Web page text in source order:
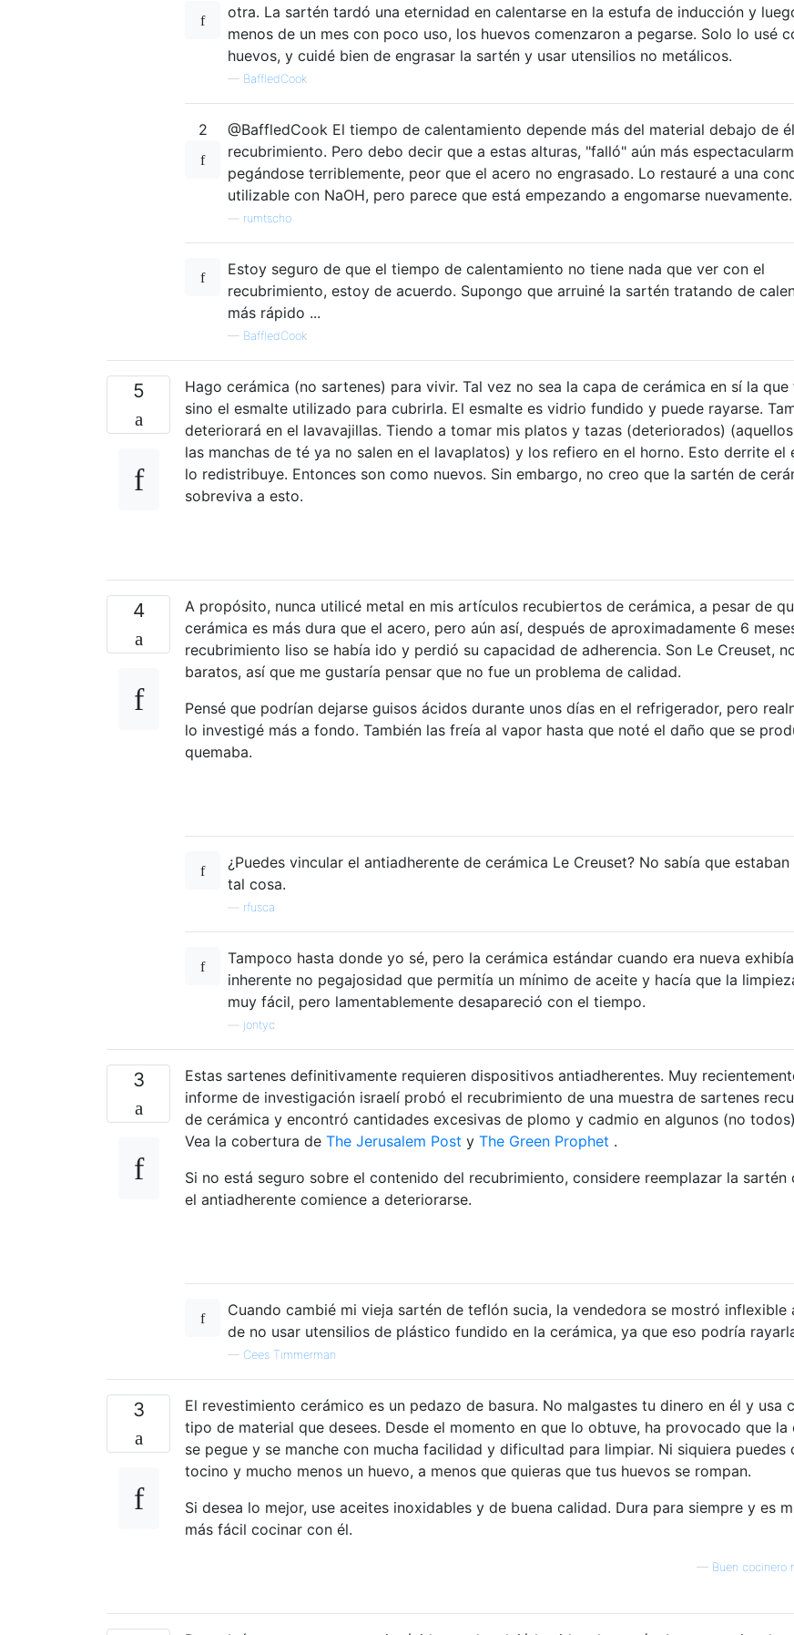
otra. La sartén tardó una eternidad en calentarse en la estufa de inducción y
menos de un mes con poco uso, los huevos comenzaron a pegarse. Solo lo usé
huevos, y cuidé bien de engrasar la sartén y usar utensilios no metálicos.
— BaffledCook
2
@BaffledCook El tiempo de calentamiento depende más del material debajo de
recubrimiento. Pero debo decir que a estas alturas, "falló" aún más
pegándose terriblemente, peor que el acero no engrasado. Lo restauré a una
utilizable con NaOH, pero parece que está empezando a engomarse nuevamente.
rumtscho
Estoy seguro de que el tiempo de calentamiento no tiene nada que ver con el
recubrimiento, estoy de acuerdo. Supongo que arruiné la sartén tratando de
más rápido ...
— BaffledCook
5
Hago cerámica (no sartenes) para vivir. Tal vez no sea la capa de cerámica en sí la que
sino el esmalte utilizado para cubrirla. El esmalte es vidrio fundido y puede rayarse.
deteriorará en el lavavajillas. Tiendo a tomar mis platos y tazas (deteriorados)
las manchas de té ya no salen en el lavaplatos) y los refiero en el horno. Esto derrite el
lo redistribuye. Entonces son como nuevos. Sin embargo, no creo que la sartén de
sobreviva a esto.
4
A propósito, nunca utilicé metal en mis artículos recubiertos de cerámica, a pesar de
cerámica es más dura que el acero, pero aún así, después de aproximadamente 6
recubrimiento liso se había ido y perdió su capacidad de adherencia. Son Le Creuset,
baratos, así que me gustaría pensar que no fue un problema de calidad.
Pensé que podrían dejarse guisos ácidos durante unos días en el refrigerador, pero
lo investigé más a fondo. También las freía al vapor hasta que noté el daño que se
quemaba.
¿Puedes vincular el antiadherente de cerámica Le Creuset? No sabía que estaban
tal cosa.
rfusca
Tampoco hasta donde yo sé, pero la cerámica estándar cuando era nueva
inherente no pegajosidad que permitía un mínimo de aceite y hacía que la
muy fácil, pero lamentablemente desapareció con el tiempo.
jontyc
3
Estas sartenes definitivamente requieren dispositivos antiadherentes. Muy
informe de investigación israelí probó el recubrimiento de una muestra de sartenes
de cerámica y encontró cantidades excesivas de plomo y cadmio en algunos (no
Vea la cobertura de The Jerusalem Post y The Green Prophet .
Si no está seguro sobre el contenido del recubrimiento, considere reemplazar la sartén
el antiadherente comience a deteriorarse.
Cuando cambié mi vieja sartén de teflón sucia, la vendedora se mostró inflexible
de no usar utensilios de plástico fundido en la cerámica, ya que eso podría
— Cees Timmerman
3
El revestimiento cerámico es un pedazo de basura. No malgastes tu dinero en él y usa
tipo de material que desees. Desde el momento en que lo obtuve, ha provocado que la
se pegue y se manche con mucha facilidad y dificultad para limpiar. Ni siquiera puedes
tocino y mucho menos un huevo, a menos que quieras que tus huevos se rompan.
Si desea lo mejor, use aceites inoxidables y de buena calidad. Dura para siempre y es
más fácil cocinar con él.
— Buen cocinero